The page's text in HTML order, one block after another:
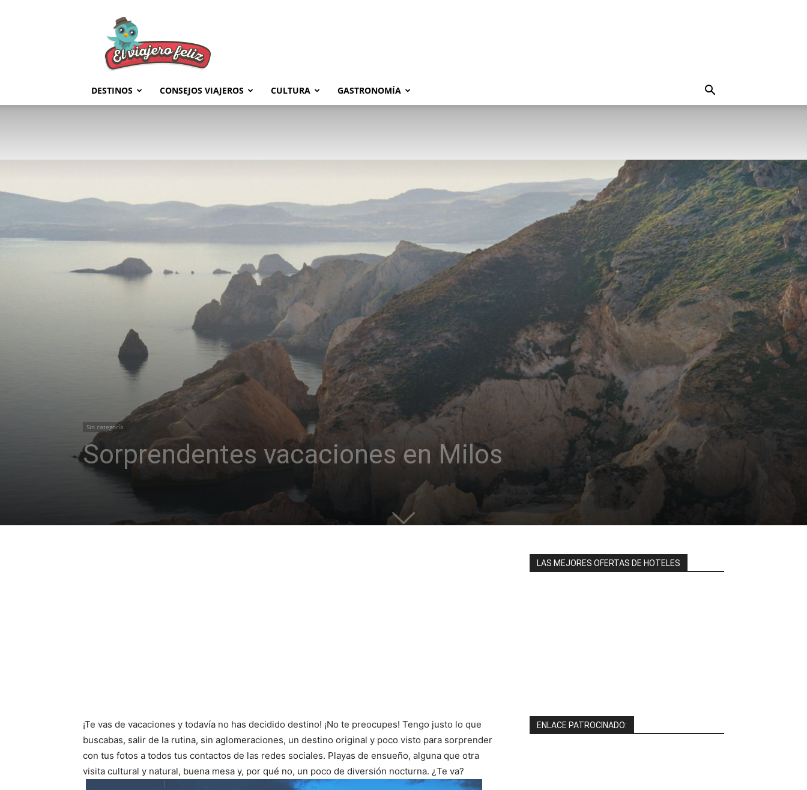
Feliz
DESTINOS CONSEJOS VIAJEROS CULTURA GASTRONOMÍA
Sin categoría
Sorprendentes vacaciones en Milos
¡Te vas de vacaciones y todavía no has decidido destino! ¡No te preocupes! Tengo justo lo que
buscabas, salir de la rutina, sin aglomeraciones, un destino original y poco visto para sorprender
con tus fotos a todos tus contactos de las redes sociales. Playas de ensueño, alguna que otra
visita cultural y natural, buena mesa y, por qué no, un poco de diversión nocturna. ¿Te va?
LAS MEJORES OFERTAS DE HOTELES
ENLACE PATROCINADO: